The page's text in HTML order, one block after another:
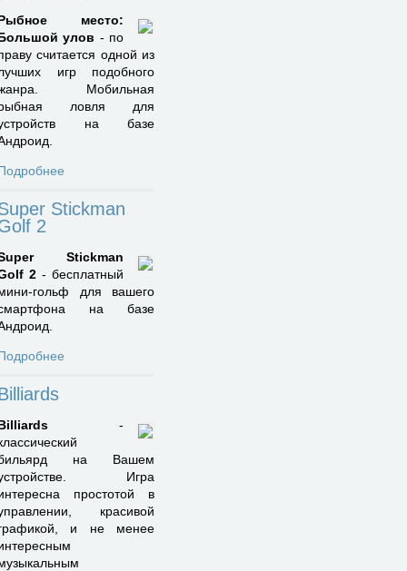
место:
улов - по
считается одной из
игр подобного
Мобильная
ловля для
на базе
Stickman
2
Stickman
2 - бесплатный
гольф для вашего
на базе
-
на Вашем
Игра
простотой в
красивой
и не менее